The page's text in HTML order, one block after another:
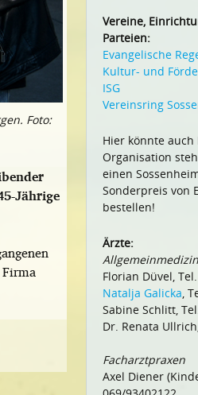
Foto:
Jährige
Vereine,
Parteien:
Evangelische
Kultur- und
ISG
Vereinsring
Hier könnte
Organisation
einen
Sonderpreis von
bestellen!
Ärzte:
Allgemeinmedizin
Florian Düvel,
Natalja Galicka,
Sabine Schlitt,
Dr. Renata
Facharztpraxen
Axel Diener